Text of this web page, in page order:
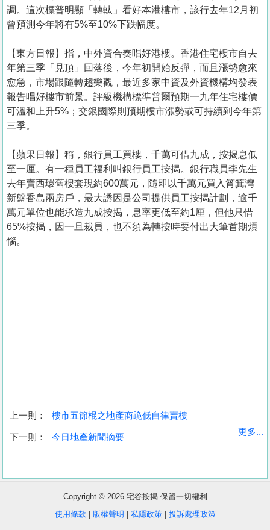
收
盤
調。這次標普明顯「轉軚」看好本港樓市，該行去年12月初
曾預測今年將有5%至10%下跌幅度。
【東方日報】指，中外資合奏唱好港樓。香港住宅樓市自去
年第三季「見頂」回落後，今年初開始反彈，而且漲勢愈來
愈急，市場跟隨轉趨樂觀，最近多家中資及外資機構均發表
報告唱好樓市前景。評級機構標準普爾預期一九年住宅樓價
可溫和上升5%；交銀國際則預期樓市漲勢或可持續到今年第
三季。
【蘋果日報】稱，銀行員工買樓，千萬可借九成，按揭息低
至一厘。有一種員工福利叫銀行員工按揭。銀行職員李先生
去年賣西環舊樓套現約600萬元，隨即以千萬元買入筲箕灣
新盤香島兩房戶，最大誘因是公司提供員工按揭計劃，逾千
萬元單位也能承造九成按揭，息率更低至約1厘，但他只借
65%按揭，因一旦裁員，也不須為轉按時要付出大筆首期煩
惱。
上一則： 樓市五節棍之地產商跪低自律賣樓
下一則： 今日地產新聞摘要
更多...
Copyright © 2026 宅谷按揭 保留一切權利
使用條款
版權聲明 私隱政策| 投訴處理政策